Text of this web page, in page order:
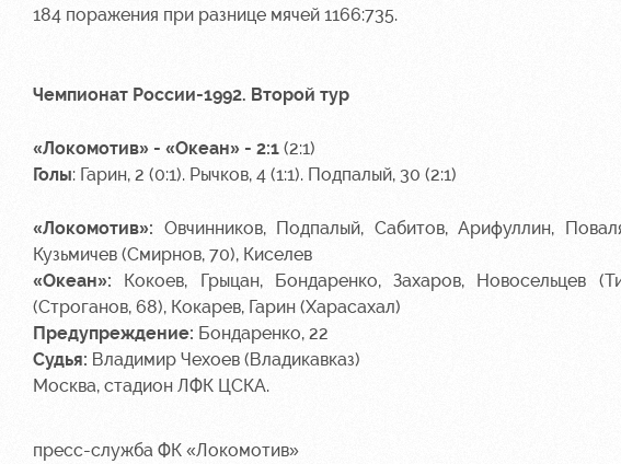
184 поражения при разнице мячей 1166:735.
Чемпионат России-1992. Второй тур
«Локомотив» - «Океан» - 2:1 (2:1)
Голы: Гарин, 2 (0:1). Рычков, 4 (1:1). Подпалый, 30 (2:1)
«Локомотив»: Овчинников, Подпалый, Сабитов, Арифуллин,
Кузьмичев (Смирнов, 70), Киселев
«Океан»: Кокоев, Грыцан, Бондаренко, Захаров, Новосельцев
(Строганов, 68), Кокарев, Гарин (Харасахал)
Предупреждение: Бондаренко, 22
Судья: Владимир Чехоев (Владикавказ)
Москва, стадион ЛФК ЦСКА.
пресс-служба ФК «Локомотив»